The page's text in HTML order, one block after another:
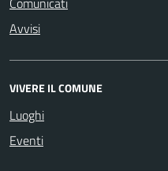
Avvisi
VIVERE IL COMUNE
Luoghi
Eventi